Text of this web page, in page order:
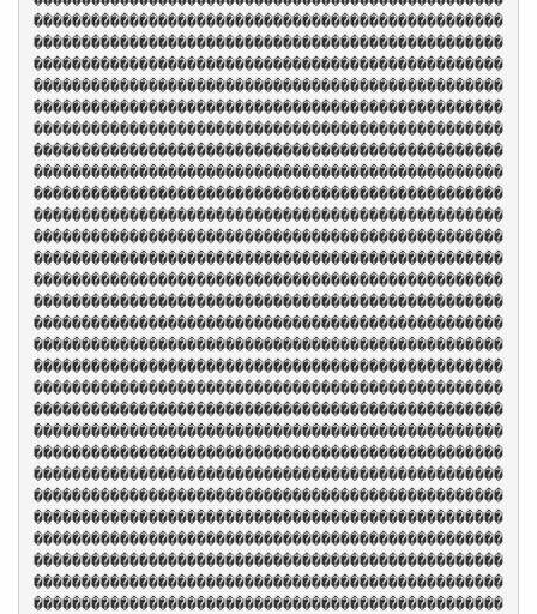
�������������������������������������������������
�������������������������������������������������
�������������������������������������������������
�������������������������������������������������
�������������������������������������������������
�������������������������������������������������
�������������������������������������������������
�������������������������������������������������
�������������������������������������������������
�������������������������������������������������
�������������������������������������������������
�������������������������������������������������
�������������������������������������������������
�������������������������������������������������
�������������������������������������������������
�������������������������������������������������
�������������������������������������������������
�������������������������������������������������
�������������������������������������������������
�������������������������������������������������
�������������������������������������������������
�������������������������������������������������
�������������������������������������������������
�������������������������������������������������
�������������������������������������������������
�������������������������������������������������
�������������������������������������������������
�������������������������������������������������